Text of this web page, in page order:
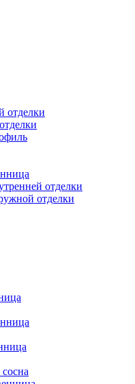
отделки
отделки
отделки
сосна